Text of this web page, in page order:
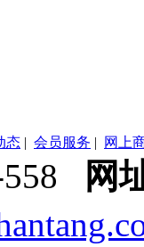
态 | 会员服务 | 网上
558
网